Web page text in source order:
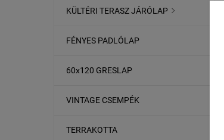
KÜLTÉRI TERASZ JÁRÓLAP 
FÉNYES PADLÓLAP
60x120 GRESLAP
VINTAGE CSEMPÉK
TERRAKOTTA